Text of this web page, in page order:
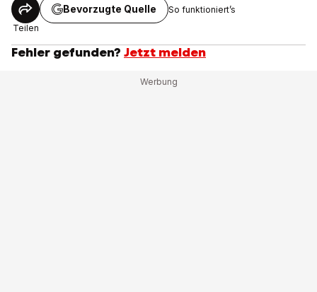
Teilen
Bevorzugte Quelle So funktioniert’s
Fehler gefunden? Jetzt melden